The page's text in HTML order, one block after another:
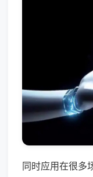
同时应用在很多